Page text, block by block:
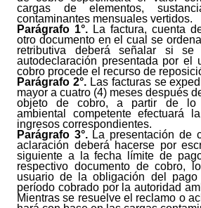
cargas de elementos,
contaminantes mensuales vertidos.
Parágrafo 1°. La factura, cuenta
otro documento en el cual se
retributiva deberá señalar si
autodeclaración presentada por el
cobro procede el recurso de
Parágrafo 2°.Las facturas se
mayor a cuatro (4) meses después
objeto de cobro, a partir de lo
ambiental competente efectuará
ingresos correspondientes.
Parágrafo 3°.La presentación de
aclaración deberá hacerse por
siguiente a la fecha límite de
respectivo documento de cobro,
usuario de la obligación del pago
período cobrado por la autoridad
Mientras se resuelve el reclamo o